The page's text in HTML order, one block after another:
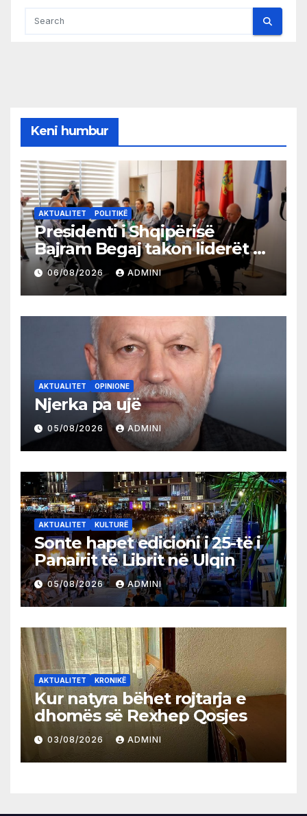
Keni humbur
AKTUALITET POLITIKË
Presidenti i Shqipërisë
Bajram Begaj takon liderët e
partive shqiptare në Ulqin
06/08/2026 ADMINI
AKTUALITET OPINIONE
Njerka pa ujë
05/08/2026 ADMINI
AKTUALITET KULTURË
Sonte hapet edicioni i 25-të i
Panairit të Librit në Ulqin
05/08/2026 ADMINI
AKTUALITET KRONIKË
Kur natyra bëhet rojtarja e
dhomës së Rexhep Qosjes
03/08/2026 ADMINI